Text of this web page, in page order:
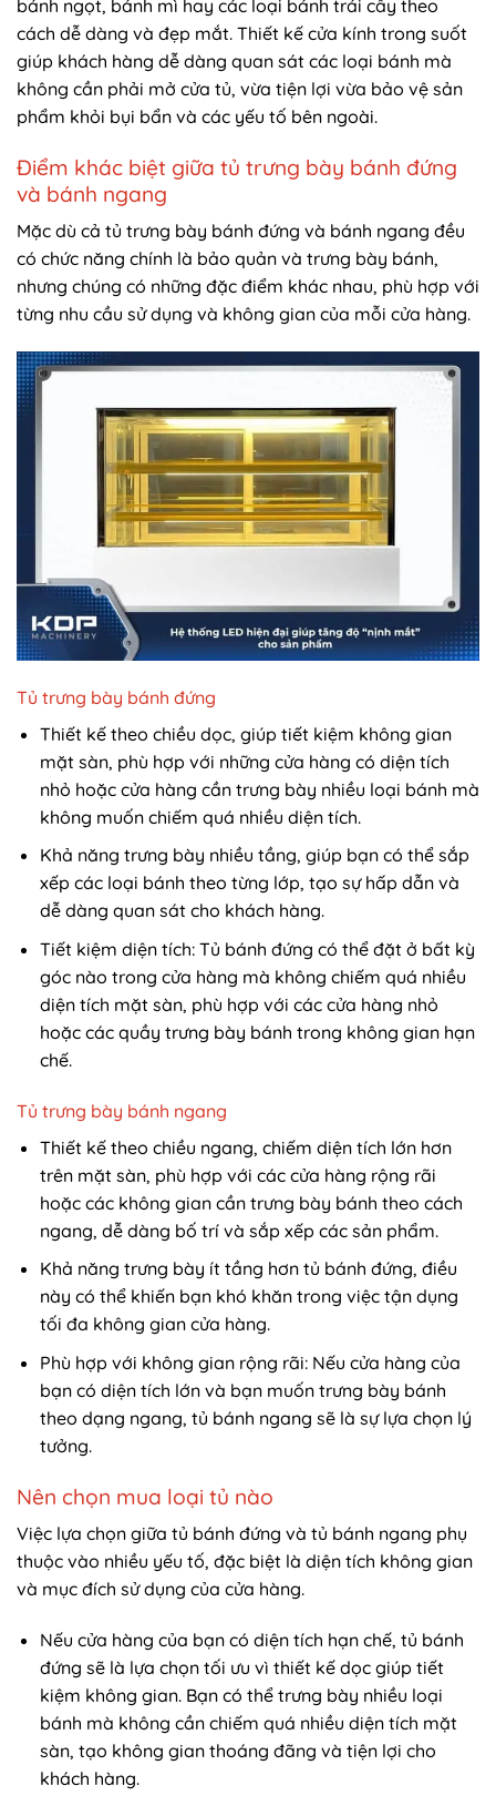
bánh ngọt, bánh mì hay các loại bánh trái cây theo
cách dễ dàng và đẹp mắt. Thiết kế cửa kính trong suốt
giúp khách hàng dễ dàng quan sát các loại bánh mà
không cần phải mở cửa tủ, vừa tiện lợi vừa bảo vệ sản
phẩm khỏi bụi bẩn và các yếu tố bên ngoài.
Điểm khác biệt giữa tủ trưng bày bánh đứng
và bánh ngang
Mặc dù cả tủ trưng bày bánh đứng và bánh ngang đều
có chức năng chính là bảo quản và trưng bày bánh,
nhưng chúng có những đặc điểm khác nhau, phù hợp với
từng nhu cầu sử dụng và không gian của mỗi cửa hàng.
Tủ trưng bày bánh đứng
Thiết kế theo chiều dọc, giúp tiết kiệm không gian
mặt sàn, phù hợp với những cửa hàng có diện tích
nhỏ hoặc cửa hàng cần trưng bày nhiều loại bánh mà
không muốn chiếm quá nhiều diện tích.
Khả năng trưng bày nhiều tầng, giúp bạn có thể sắp
xếp các loại bánh theo từng lớp, tạo sự hấp dẫn và
dễ dàng quan sát cho khách hàng.
Tiết kiệm diện tích: Tủ bánh đứng có thể đặt ở bất kỳ
góc nào trong cửa hàng mà không chiếm quá nhiều
diện tích mặt sàn, phù hợp với các cửa hàng nhỏ
hoặc các quầy trưng bày bánh trong không gian hạn
chế.
Tủ trưng bày bánh ngang
Thiết kế theo chiều ngang, chiếm diện tích lớn hơn
trên mặt sàn, phù hợp với các cửa hàng rộng rãi
hoặc các không gian cần trưng bày bánh theo cách
ngang, dễ dàng bố trí và sắp xếp các sản phẩm.
Khả năng trưng bày ít tầng hơn tủ bánh đứng, điều
này có thể khiến bạn khó khăn trong việc tận dụng
tối đa không gian cửa hàng.
Phù hợp với không gian rộng rãi: Nếu cửa hàng của
bạn có diện tích lớn và bạn muốn trưng bày bánh
theo dạng ngang, tủ bánh ngang sẽ là sự lựa chọn lý
tưởng.
Nên chọn mua loại tủ nào
Việc lựa chọn giữa tủ bánh đứng và tủ bánh ngang phụ
thuộc vào nhiều yếu tố, đặc biệt là diện tích không gian
và mục đích sử dụng của cửa hàng.
Nếu cửa hàng của bạn có diện tích hạn chế, tủ bánh
đứng sẽ là lựa chọn tối ưu vì thiết kế dọc giúp tiết
kiệm không gian. Bạn có thể trưng bày nhiều loại
bánh mà không cần chiếm quá nhiều diện tích mặt
sàn, tạo không gian thoáng đãng và tiện lợi cho
khách hàng.